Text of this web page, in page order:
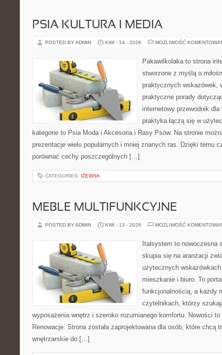
PSIA KULTURA I MEDIA
POSTED BY ADMIN KWI - 14 - 2026 MOŻLIWOŚĆ
Pakawilkolaka to strona
stworzone z myślą o
praktycznych wskazówek,
praktyczne porady
internetowy przewodnik
praktyka łączą się w
kategorie to Psia Moda i Akcesoria i Rasy Psów. Na stronie
prezentacje wielu popularnych i mniej znanych ras. Dzięki temu
porównać cechy poszczególnych […]
CATEGORIES: IŻEWSK
MEBLE MULTIFUNKCYJNE
POSTED BY ADMIN KWI - 13 - 2026 MOŻLIWOŚĆ
Italsystem to nowoczesna
skupia się na aranżacji
użytecznych
mieszkanie i biuro. To
funkcjonalnością, a każdy
czytelnikach, którzy
wyposażenia wnętrz i szeroko rozumianego komfortu. Nowości
Renowacje. Strona została zaprojektowana dla osób, które chcą
wnętrzarskie do […]